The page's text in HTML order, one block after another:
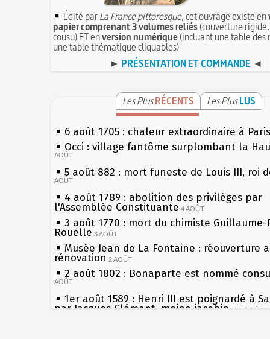
Édité parLa France pittoresque, cet ouvrage existe en
papier comprenant 3 volumes reliés(couverture
cousu) ET enversion numérique(incluant une table des
une table thématique cliquables)
► PRÉSENTATION ET COMMANDE ◄
Les PlusRÉCENTS Les PlusLUS
6 août 1705 : chaleur extraordinaire à Paris
Occi : village fantôme surplombant la
AOÛT
5 août 882 : mort funeste de Louis III, roi
AOÛT
4 août 1789 : abolition des privilèges par
l'Assemblée Constituante 4 AOÛT
3 août 1770 : mort du chimiste Guillaume-
Rouelle 3 AOÛT
Musée Jean de La Fontaine : réouverture
rénovation 2 AOÛT
2 août 1802 : Bonaparte est nommé
AOÛT
1er août 1589 : Henri III est poignardé à
par Jacques Clément, moine jacobin 1ER AOÛT